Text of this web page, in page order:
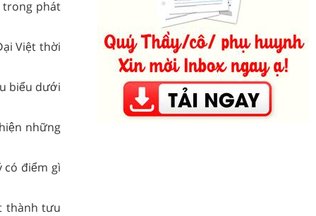
trong phát
Việt thời
biểu dưới
những
điểm gì
thành tưu